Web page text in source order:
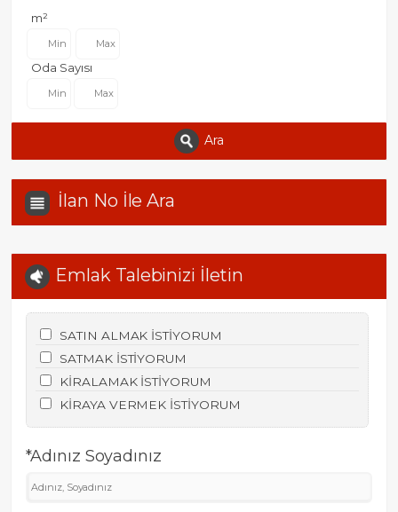
m²
Oda Sayısı
Ara
İlan No İle Ara
Emlak Talebinizi İletin
SATIN ALMAK İSTİYORUM
SATMAK İSTİYORUM
KİRALAMAK İSTİYORUM
KİRAYA VERMEK İSTİYORUM
*Adınız Soyadınız